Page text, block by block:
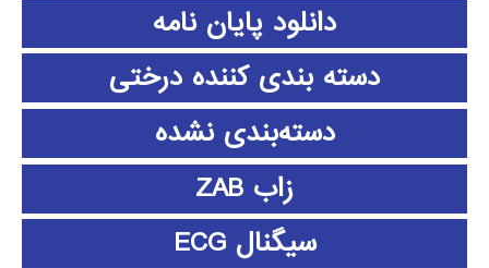
دانلود پايان نامه
دسته بندی کننده درختی
دسته‌بندی نشده
زاب ZAB
سیگنال ECG